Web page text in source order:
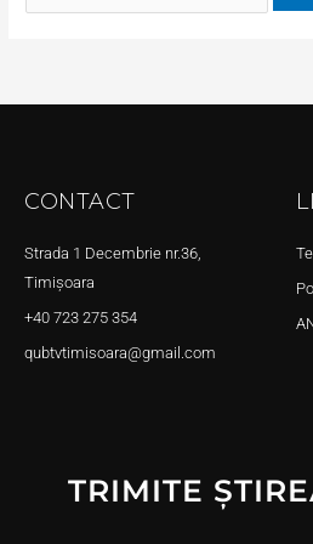
CONTACT
Strada 1 Decembrie nr.36,
Timișoara
+40 723 275 354
qubtvtimisoara@gmail.com
TRIMITE